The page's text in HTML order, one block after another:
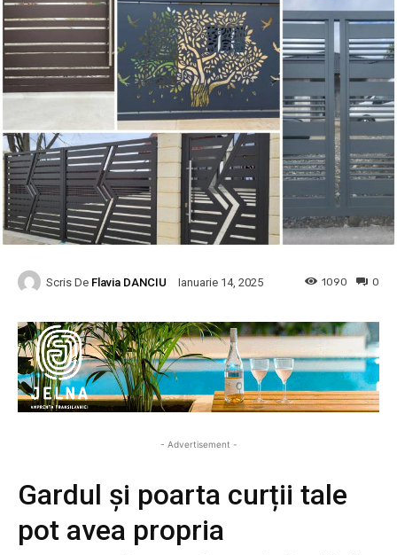
Scris De Flavia DANCIU Ianuarie 14, 2025 0
1090
- Advertisement -
Gardul și poarta curții tale
pot avea propria